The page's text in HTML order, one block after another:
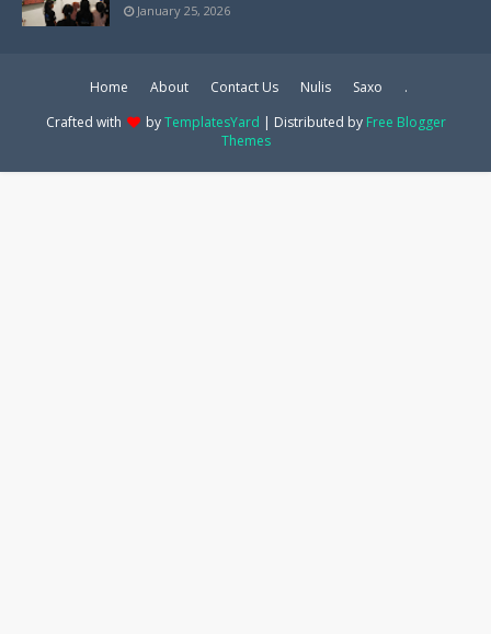
January 25, 2026
Home About Contact Us Nulis Saxo
.
Crafted with
byTemplatesYard | Distributed by Free Blogger
Themes